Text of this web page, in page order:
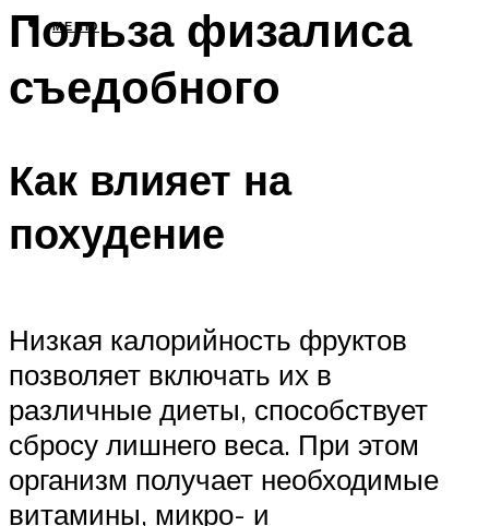
МЕНЮ
Польза физалиса
съедобного
Как влияет на
похудение
Низкая калорийность фруктов
позволяет включать их в
различные диеты, способствует
сбросу лишнего веса. При этом
организм получает необходимые
витамины, микро- и